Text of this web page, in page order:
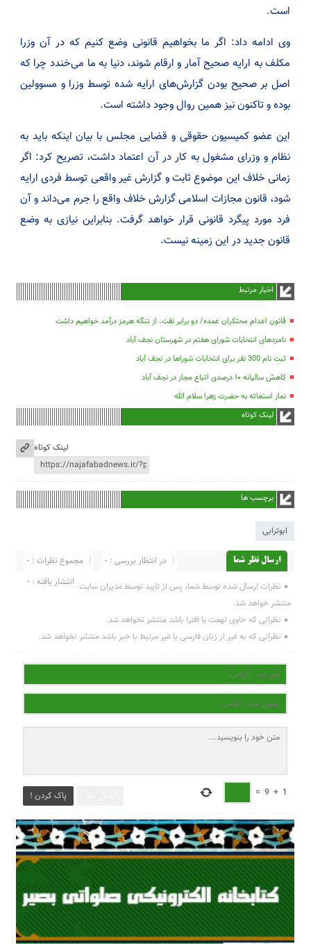
است.
وی ادامه داد: اگر ما بخواهیم قانونی وضع کنیم که در آن وزرا
مکلف به ارایه صحیح آمار و ارقام شوند، دنیا به ما می‌خندد چرا که
اصل بر صحیح بودن گزارش‌های ارایه شده توسط وزرا و مسوولین
بوده و تاکنون نیز همین روال وجود داشته است.
این عضو کمیسیون حقوقی و قضایی مجلس با بیان اینکه باید به
نظام و وزرای مشغول به کار در آن اعتماد داشت، تصریح کرد: اگر
زمانی خلاف این موضوع ثابت و گزارش غیر واقعی توسط فردی ارایه
شود، قانون مجازات اسلامی گزارش خلاف واقع را جرم می‌داند و آن
فرد مورد پیگرد قانونی قرار خواهد گرفت. بنابراین نیازی به وضع
قانون جدید در این زمینه نیست.
اخبار مرتبط
قانون اعدام محتکران عمده/ دو برابر نفت، از تنگه هرمز درآمد خواهیم داشت
نامزدهای انتخابات شورای هفتم در شهرستان نجف آباد
ثبت نام 300 نفر برای انتخابات شوراها در نجف آباد
کاهش سالیانه ۱۰ درصدی اتباع مجاز در نجف آباد
نماز استغاثه به حضرت زهرا سلام الله
لینک کوتاه
لینک کوتاه
برچسب ها
ابوترابی
ارسال نظر شما مجموع نظرات : 0
در انتظار بررسی : 0
انتشار یافته : 0 نظرات ارسال شده توسط شما، پس از تایید توسط مدیران سایت
منتشر خواهد شد.
نظراتی که حاوی تهمت یا افترا باشد منتشر نخواهد شد.
نظراتی که به غیر از زبان فارسی یا غیر مرتبط با خبر باشد منتشر نخواهد شد.
پاک کردن ! 1
+
9
=